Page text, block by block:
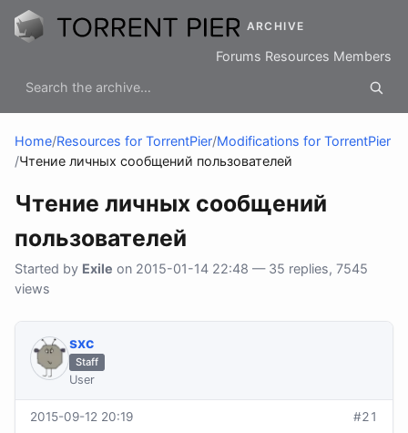
ARCHIVE
Forums Resources Members
Home/Resources for TorrentPier/Modifications for TorrentPier
/Чтение личных сообщений пользователей
Чтение личных сообщений
пользователей
Started by Exile on 2015-01-14 22:48 — 35 replies, 7545
views
sхс
Staff
User
2015-09-12 20:19 #21